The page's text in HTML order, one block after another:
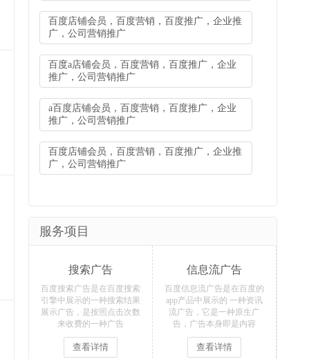
百度店铺会员，百度营销，百度推广，企业推
广，公司营销推广
百度a店铺会员，百度营销，百度推广，企业
推广，公司营销推广
a百度店铺会员，百度营销，百度推广，企业
推广，公司营销推广
百度店铺会员，百度营销，百度推广，企业推
广，公司营销推广
服务项目
搜索广告
百度搜索广告是在百度搜索
引擎中展示的一种搜索结果
展示广告，是按照点击次数
来收费的一种广告
查看详情
信息流广告
百度信息流广告是在百度的
app产品中展示的 一种资讯
流广告，它是一种原生广
告，广告本身即是内容
查看详情